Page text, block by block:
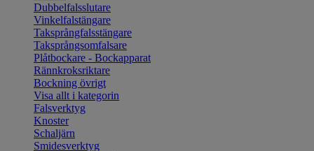
Dubbelfalsslutare
Vinkelfalstängare
Taksprångfalsstängare
Taksprångsomfalsare
Plåtbockare - Bockapparat
Rännkroksriktare
Bockning övrigt
Visa allt i kategorin
Falsverktyg
Knoster
Schaljärn
Smidesverktyg